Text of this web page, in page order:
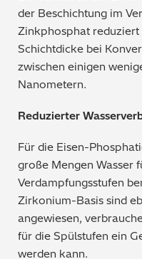
der Beschichtung im
Zinkphosphat reduziert
Schichtdicke bei
zwischen einigen
Nanometern.
Reduzierter
Für die Eisen-
große Mengen Wasser
Verdampfungsstufen
Zirkonium-Basis sind
angewiesen,
für die Spülstufen ein
werden kann.